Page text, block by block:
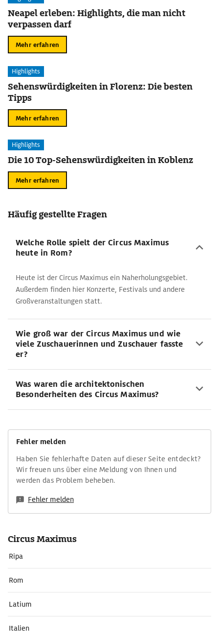
Neapel erleben: Highlights, die man nicht
verpassen darf
Mehr erfahren
Highlights
Sehenswürdigkeiten in Florenz: Die besten
Tipps
Mehr erfahren
Highlights
Die 10 Top-Sehenswürdigkeiten in Koblenz
Mehr erfahren
Häufig gestellte Fragen
Welche Rolle spielt der Circus Maximus
heute in Rom?
Heute ist der Circus Maximus ein Naherholungsgebiet.
Außerdem finden hier Konzerte, Festivals und andere
Großveranstaltungen statt.
Wie groß war der Circus Maximus und wie
viele Zuschauerinnen und Zuschauer fasste
er?
Was waren die architektonischen
Besonderheiten des Circus Maximus?
Fehler melden
Haben Sie fehlerhafte Daten auf dieser Seite entdeckt?
Wir freuen uns über eine Meldung von Ihnen und
werden das Problem beheben.
Fehler melden
Circus Maximus
Ripa
Rom
Latium
Italien